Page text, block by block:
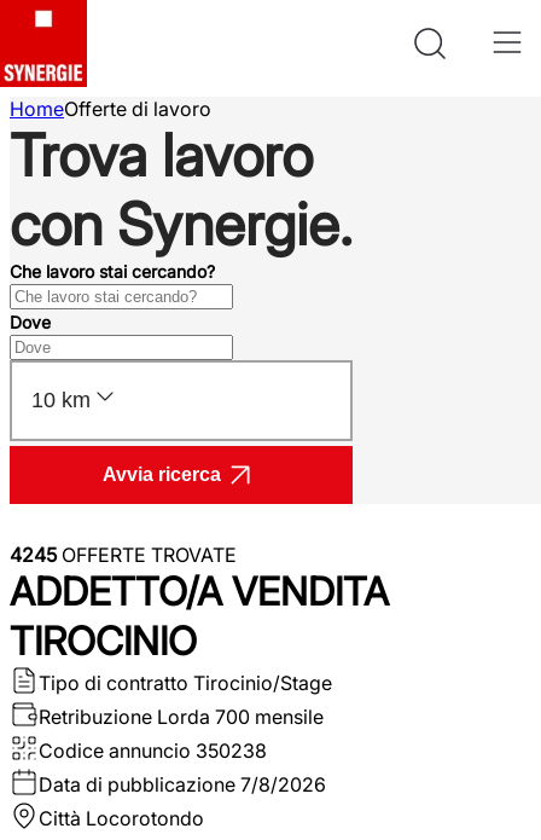
HomeOfferte di lavoro
Trova lavoro
con Synergie.
Che lavoro stai cercando?
Dove
10 km
Avvia ricerca
4245OFFERTE TROVATE
ADDETTO/A VENDITA
TIROCINIO
Tipo di contratto Tirocinio/Stage
Retribuzione Lorda 700 mensile
Codice annuncio 350238
Data di pubblicazione 7/8/2026
Città Locorotondo